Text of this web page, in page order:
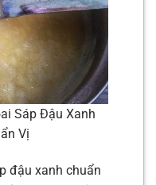
Sáp Đậu Xanh
Vị
đậu xanh chuẩn